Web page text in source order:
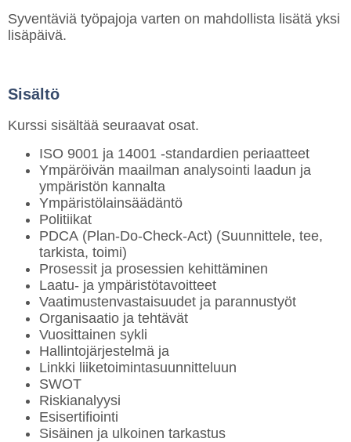
Syventäviä työpajoja varten on mahdollista lisätä yksi
lisäpäivä.
Sisältö
Kurssi sisältää seuraavat osat.
ISO 9001 ja 14001 -standardien periaatteet
Ympäröivän maailman analysointi laadun ja
ympäristön kannalta
Ympäristölainsäädäntö
Politiikat
PDCA (Plan-Do-Check-Act) (Suunnittele, tee,
tarkista, toimi)
Prosessit ja prosessien kehittäminen
Laatu- ja ympäristötavoitteet
Vaatimustenvastaisuudet ja parannustyöt
Organisaatio ja tehtävät
Vuosittainen sykli
Hallintojärjestelmä ja
Linkki liiketoimintasuunnitteluun
SWOT
Riskianalyysi
Esisertifiointi
Sisäinen ja ulkoinen tarkastus